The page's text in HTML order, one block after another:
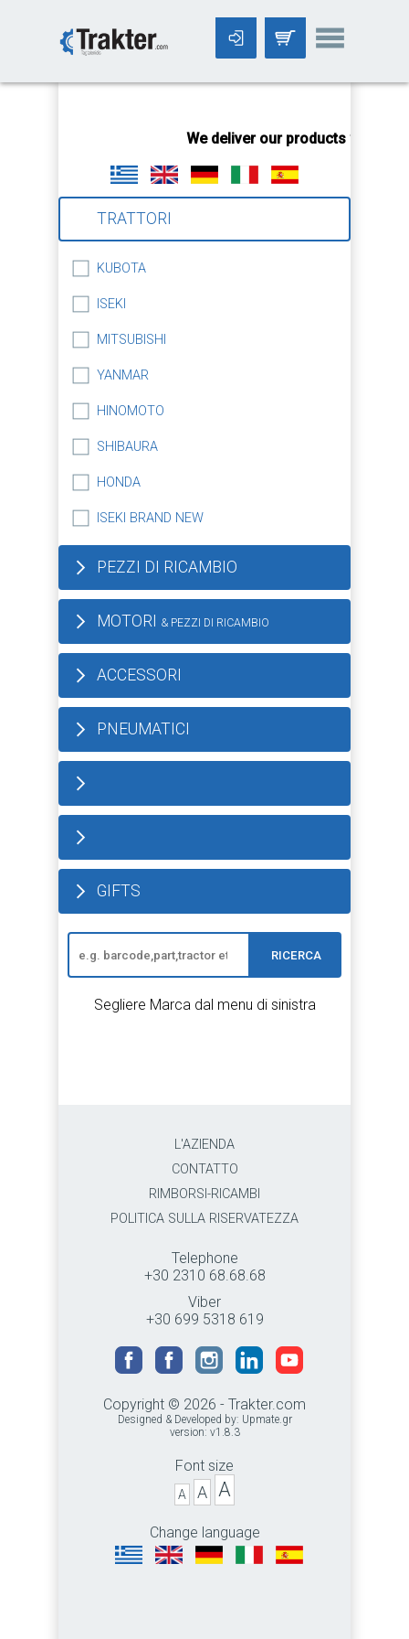
We deliver our products
TRATTORI
KUBOTA
ISEKI
MITSUBISHI
YANMAR
HINOMOTO
SHIBAURA
HONDA
ISEKI BRAND NEW
PEZZI DI RICAMBIO
MOTORI & PEZZI DI RICAMBIO
ACCESSORI
PNEUMATICI
GIFTS
RICERCA
Segliere Marca dal menu di sinistra
L'AZIENDA
CONTATTO
RIMBORSI-RICAMBI
POLITICA SULLA RISERVATEZZA
Telephone
+30 2310 68.68.68
Viber
+30 699 5318 619
Copyright © 2026 - Trakter.com
Designed & Developed by: Upmate.gr
version: v1.8.3
Font size
A A A
Change language